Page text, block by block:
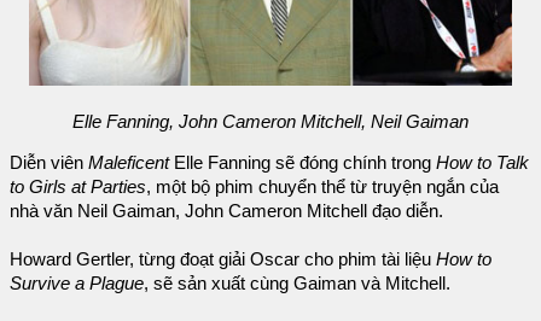
Elle Fanning, John Cameron Mitchell, Neil Gaiman
Diễn viên MaleficentElle Fanning sẽ đóng chính trong How to Talk
to Girls at Parties, một bộ phim chuyển thể từ truyện ngắn của
nhà văn Neil Gaiman, John Cameron Mitchell đạo diễn.
Howard Gertler, từng đoạt giải Oscar cho phim tài liệu How to
Survive a Plague, sẽ sản xuất cùng Gaiman và Mitchell.